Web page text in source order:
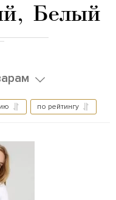
Белый
по рейтингу